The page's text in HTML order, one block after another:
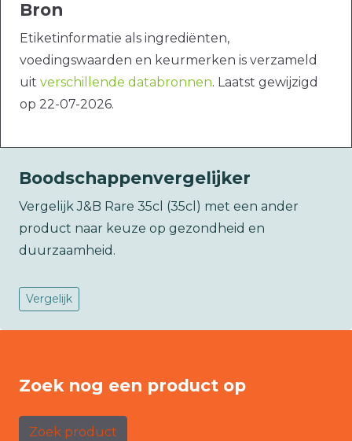
Bron
Etiketinformatie als ingrediënten,
voedingswaarden en keurmerken is verzameld
uit verschillende databronnen. Laatst gewijzigd
op 22-07-2026.
Boodschappenvergelijker
Vergelijk J&B Rare 35cl (35cl) met een ander
product naar keuze op gezondheid en
duurzaamheid.
Vergelijk
Zoek nog een product op
Zoek product